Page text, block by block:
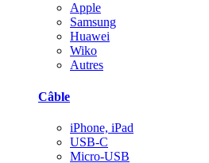
Apple
Samsung
Huawei
Wiko
Autres
Câble
iPhone, iPad
USB-C
Micro-USB